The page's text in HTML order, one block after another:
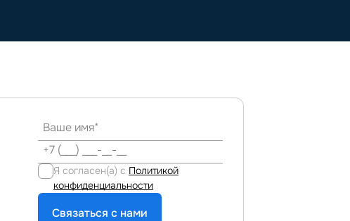
Я согласен(а) с Политикой
конфиденциальности
Связаться с нами